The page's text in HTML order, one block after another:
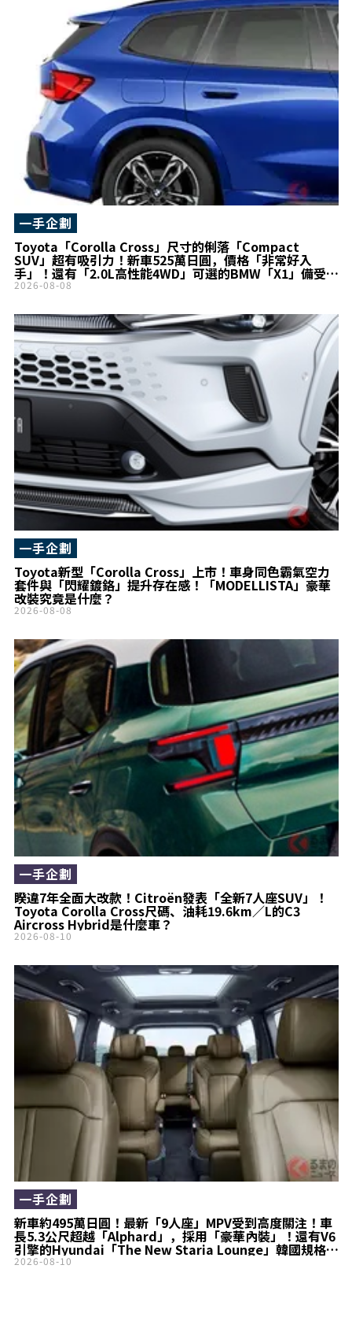
Toyota「Corolla Cross」尺寸的俐落「Compact
SUV」超有吸引力！新車525萬日圓，價格「非常好入
手」！還有「2.0L高性能4WD」可選的BMW「X1」備受矚
目
一手企劃
2026-08-08
Toyota新型「Corolla Cross」上市！車身同色霸氣空力
套件與「閃耀鍍鉻」提升存在感！「MODELLISTA」豪華
改裝究竟是什麼？
一手企劃
2026-08-08
睽違7年全面大改款！Citroën發表「全新7人座SUV」！
Toyota Corolla Cross尺碼、油耗19.6km／L的C3
Aircross Hybrid是什麼車？
一手企劃
2026-08-10
新車約495萬日圓！最新「9人座」MPV受到高度關注！車
長5.3公尺超越「Alphard」，採用「豪華內裝」！還有V6
引擎的Hyundai「The New Staria Lounge」韓國規格究
竟如何？
一手企劃
2026-08-10